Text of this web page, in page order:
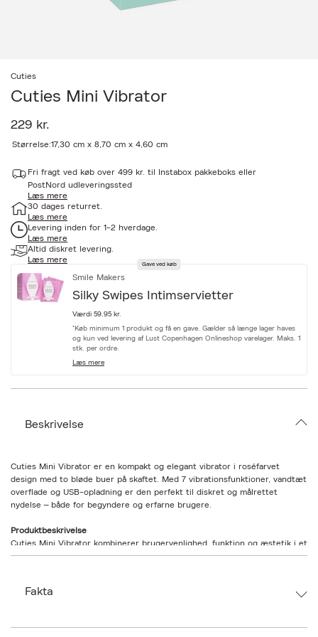
Cuties
Cuties Mini Vibrator
229 kr.
a
c
e
s
i
b
i
l
i
c
t
o
n
Størrelse:17,30 cm x 8,70 cm x 4,60 cm
Fri fragt ved køb over 499 kr. til Instabox pakkeboks eller
PostNord udleveringssted
Læs mere
30 dages returret.
Læs mere
Levering inden for 1-2 hverdage.
Læs mere
Altid diskret levering.
Læs mere
Gave ved køb
Smile Makers
Silky Swipes Intimservietter
Værdi 59,95 kr.
*Køb minimum 1 produkt og få en gave. Gælder så længe lager haves
og kun ved levering af Lust Copenhagen Onlineshop varelager. Maks. 1
stk. per ordre.
Læs mere
Beskrivelse
Cuties Mini Vibrator er en kompakt og elegant vibrator i roséfarvet
design med to bløde buer på skaftet. Med 7 vibrationsfunktioner, vandtæt
overflade og USB-opladning er den perfekt til diskret og målrettet
nydelse – både for begyndere og erfarne brugere.
Produktbeskrivelse
Cuties Mini Vibrator kombinerer brugervenlighed, funktion og æstetik i et
lille men kraftfuldt format. Den roséfarvede vibrator er designet med to
intensiteter – fra blid massage til kraftfulde vibrationer. Den er nem at
Fakta